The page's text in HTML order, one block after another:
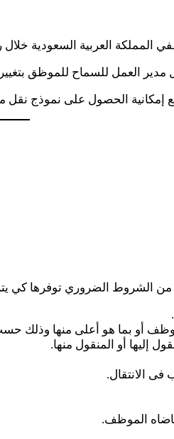
المملكة العربية السعودية
مدير العمل للسماح للموظق
الحصول على نموذج
الشروط الضروري توفرها كي
أو بما هو أعلى منها وذلك
إليها أو المنقول منها.
فى الانتقال.
الموظف.